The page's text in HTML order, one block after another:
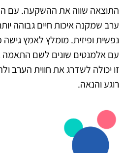
התוצאה שווה את ההשקעה. עם
ערב שמקנה איכות חיים גבוהה
נפשית ופיזית. מומלץ לאמץ גישה
עם אלמנטים שונים לשם
זו יכולה לשדרג את חווית הערב
רוגע והנאה.